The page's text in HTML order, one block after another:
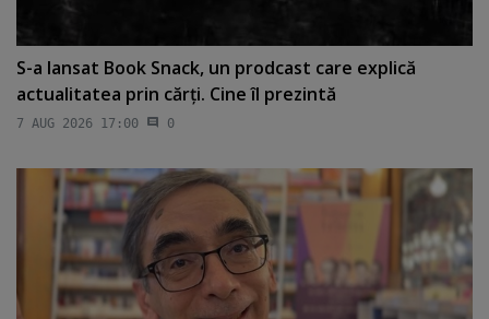
S-a lansat Book Snack, un prodcast care explică
actualitatea prin cărţi. Cine îl prezintă
7 AUG 2026 17:00 0